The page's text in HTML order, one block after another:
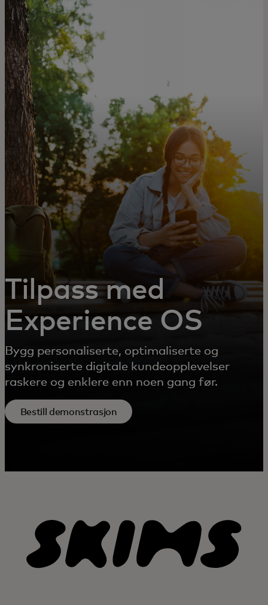
For deg
For bedrifter
For verden
For innovatører
Nyheter og trender
Tilpass med
Experience OS
Bygg personaliserte, optimaliserte og
synkroniserte digitale kundeopplevelser
raskere og enklere enn noen gang før.
Bestill demonstrasjon